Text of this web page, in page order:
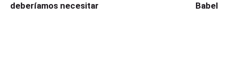
deberíamos necesitar
Babel